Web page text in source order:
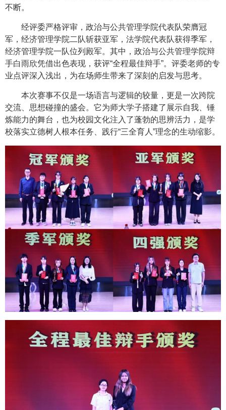
不断。
经评委严格评审，政治与公共管理学院代表队荣膺冠
军，经济管理学院二队斩获亚军，法学院代表队获得季军，
经济管理学院一队位列殿军。其中，政治与公共管理学院辩
手白雨欣凭借出色表现，获评“全程最佳辩手”。评委老师的专
业点评深入浅出，为在场师生带来了深刻的启发与思考。
本次赛事不仅是一场语言与逻辑的较量，更是一次跨院
交流、思想碰撞的盛会。它为师大学子搭建了展示自我、锤
炼能力的舞台，也为校园文化注入了蓬勃的思辨活力，是学
校落实立德树人根本任务、践行“三全育人”理念的生动缩影。